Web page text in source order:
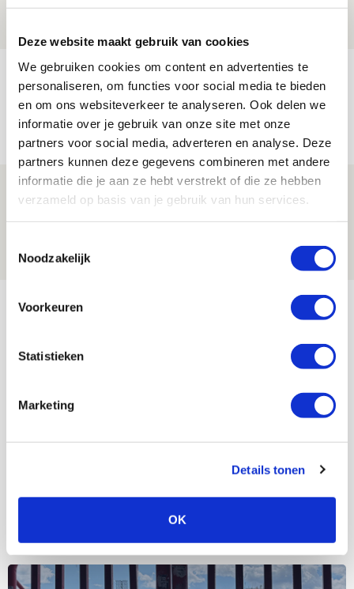
Deze website maakt gebruik van cookies
We gebruiken cookies om content en advertenties te
personaliseren, om functies voor social media te bieden
en om ons websiteverkeer te analyseren. Ook delen we
informatie over je gebruik van onze site met onze
partners voor social media, adverteren en analyse. Deze
partners kunnen deze gegevens combineren met andere
informatie die je aan ze hebt verstrekt of die ze hebben
verzameld op basis van je gebruik van hun services.
Noodzakelijk
Voorkeuren
Statistieken
Marketing
Details tonen
OK
Míchels elf: met welke formatie begin
jij aan nieuw eredivisieseizoen?
08 AUGUSTUS 2026 - 11:34
NIEUWS
Spelen bij Jong Ajax of Ajax 1? Dat
maakt Abdalla ‘geen reet’ uit
NIEUWS
11